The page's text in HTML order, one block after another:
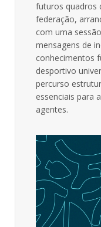
futuros quadros
federação,
com uma
mensagens de
conhecimentos
desportivo
percurso
essenciais para
agentes.